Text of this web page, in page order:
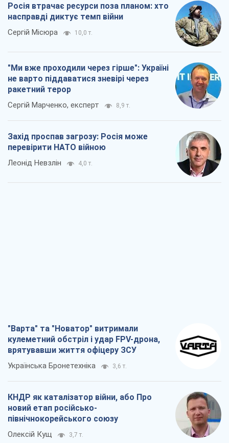
Росія втрачає ресурси поза планом: хто
насправді диктує темп війни
Сергій Місюра 10,0 т.
"Ми вже проходили через гірше": Україні
не варто піддаватися зневірі через
ракетний терор
Сергій Марченко, експерт 8,9 т.
Захід проспав загрозу: Росія може
перевірити НАТО війною
Леонід Невзлін 4,0 т.
"Варта" та "Новатор" витримали
кулеметний обстріл і удар FPV-дрона,
врятувавши життя офіцеру ЗСУ
Українська Бронетехніка 3,6 т.
КНДР як каталізатор війни, або Про
новий етап російсько-
північнокорейського союзу
Олексій Кущ 3,7 т.